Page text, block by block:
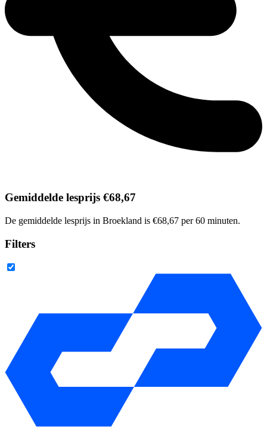
Gemiddelde lesprijs €68,67
De gemiddelde lesprijs in Broekland is €68,67 per 60 minuten.
Filters